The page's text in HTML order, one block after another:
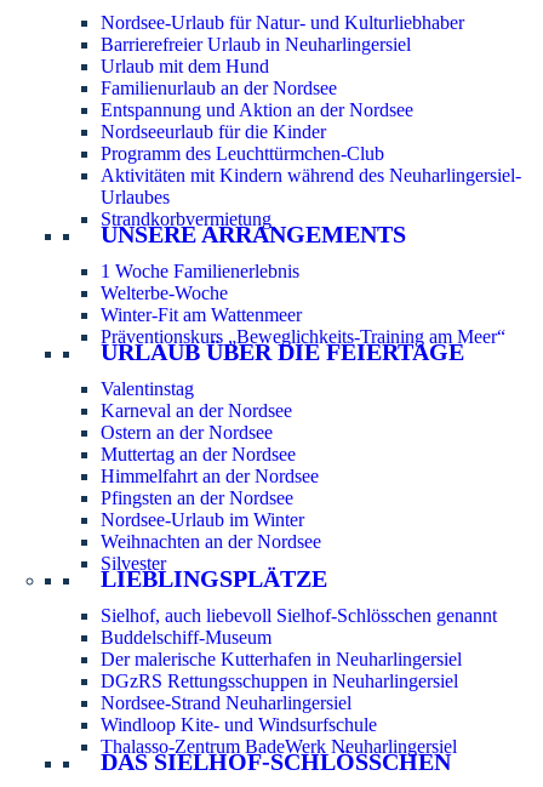
Nordsee-Urlaub für Natur- und Kulturliebhaber
Barrierefreier Urlaub in Neuharlingersiel
Urlaub mit dem Hund
Familienurlaub an der Nordsee
Entspannung und Aktion an der Nordsee
Nordseeurlaub für die Kinder
Programm des Leuchttürmchen-Club
Aktivitäten mit Kindern während des Neuharlingersiel-
Urlaubes
Strandkorbvermietung
UNSERE ARRANGEMENTS
1 Woche Familienerlebnis
Welterbe-Woche
Winter-Fit am Wattenmeer
Präventionskurs „Beweglichkeits-Training am Meer“
URLAUB ÜBER DIE FEIERTAGE
Valentinstag
Karneval an der Nordsee
Ostern an der Nordsee
Muttertag an der Nordsee
Himmelfahrt an der Nordsee
Pfingsten an der Nordsee
Nordsee-Urlaub im Winter
Weihnachten an der Nordsee
Silvester
LIEBLINGSPLÄTZE
Sielhof, auch liebevoll Sielhof-Schlösschen genannt
Buddelschiff-Museum
Der malerische Kutterhafen in Neuharlingersiel
DGzRS Rettungsschuppen in Neuharlingersiel
Nordsee-Strand Neuharlingersiel
Windloop Kite- und Windsurfschule
Thalasso-Zentrum BadeWerk Neuharlingersiel
DAS SIELHOF-SCHLÖSSCHEN